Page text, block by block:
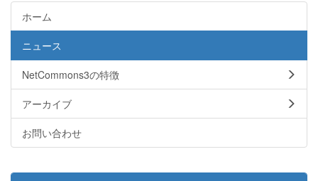
ホーム
ニュース
NetCommons3の特徴
アーカイブ
お問い合わせ